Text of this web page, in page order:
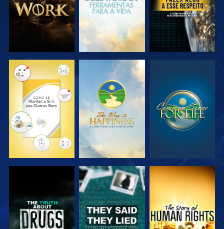
VER VER VER
VER VER